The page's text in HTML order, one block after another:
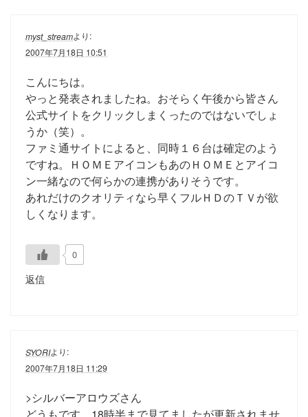
myst_streamより:
2007年7月18日 10:51
こんにちは。
やっと発表されましたね。おそらく午後から皆さん
公式サイトをクリックしまくったのではないでしょ
うか（笑）。
ファミ通サイトによると、同時１６台は確定のよう
ですね。ＨＯＭＥアイコンもあのＨＯＭＥとアイコ
ン一緒なので何らかの連携がありそうです。
あれだけのクオリティなら早くフルＨＤのＴＶが欲
しくなります。
0
返信
SYORIより:
2007年7月18日 11:29
>シルバーアロウズさん